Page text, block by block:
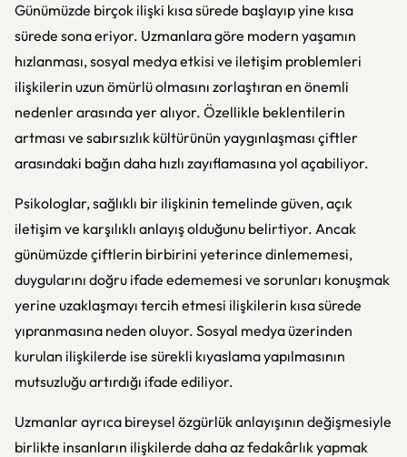
Günümüzde birçok ilişki kısa sürede başlayıp yine kısa
sürede sona eriyor. Uzmanlara göre modern yaşamın
hızlanması, sosyal medya etkisi ve iletişim problemleri
ilişkilerin uzun ömürlü olmasını zorlaştıran en önemli
nedenler arasında yer alıyor. Özellikle beklentilerin
artması ve sabırsızlık kültürünün yaygınlaşması çiftler
arasındaki bağın daha hızlı zayıflamasına yol açabiliyor.
Psikologlar, sağlıklı bir ilişkinin temelinde güven, açık
iletişim ve karşılıklı anlayış olduğunu belirtiyor. Ancak
günümüzde çiftlerin birbirini yeterince dinlememesi,
duygularını doğru ifade edememesi ve sorunları konuşmak
yerine uzaklaşmayı tercih etmesi ilişkilerin kısa sürede
yıpranmasına neden oluyor. Sosyal medya üzerinden
kurulan ilişkilerde ise sürekli kıyaslama yapılmasının
mutsuzluğu artırdığı ifade ediliyor.
Uzmanlar ayrıca bireysel özgürlük anlayışının değişmesiyle
birlikte insanların ilişkilerde daha az fedakârlık yapmak